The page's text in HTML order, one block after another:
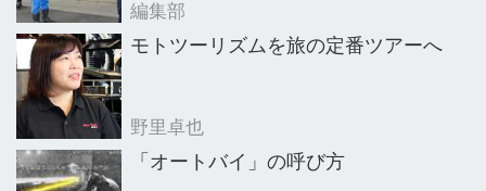
編集部
モトツーリズムを旅の定番ツアーへ
野里卓也
「オートバイ」の呼び方